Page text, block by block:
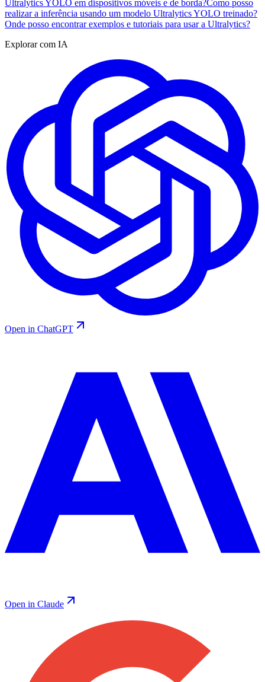
Ultralytics YOLO em dispositivos móveis e de borda?Como posso
realizar a inferência usando um modelo Ultralytics YOLO treinado?
Onde posso encontrar exemplos e tutoriais para usar a Ultralytics?
Explorar com IA
Open in ChatGPT
Open in Claude